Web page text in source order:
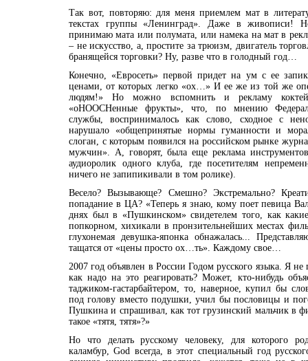
Так вот, повторяю: для меня приемлем мат в
текстах группы «Ленинград». Даже в
принимаю мата или полумата, или намека на мат в
– не искусство, а, простите за трюизм, двигатель
бранящейся торговки? Ну, разве что в голодный год…
Конечно, «Евросеть» первой придет на ум с ее
ценами, от которых легко «ох…» И ее же из той же
людям!» Но можно вспомнить и рекламу
«оHOOCHенные фрукты», что, по мнению
службы, воспринималось как слово, сходное с
нарушало «общепринятые нормы гуманности и
слоган, с которым появился на российском рынке
мужчин». А, говорят, была еще реклама
аудиоролик одного клуба, где посетителям
ничего не запипикивали в том ролике).
Весело? Вызывающе? Смешно? Экстремально?
попадание в ЦА? «Теперь я знаю, кому поет певица
днях был в «Пушкинском» свидетелем того, как
попкорном, хихикали в пронзительнейших местах
глухонемая девушка-японка обнажалась...
тащатся от «цены просто ох…ть». Каждому свое…
2007 год объявлен в России Годом русского языка. Я
как надо на это реагировать? Может, кто-нибудь
таджиком-гастарбайтером, то, наверное, купил бы
под голову вместо подушки, учил бы пословицы и
Пушкина и спрашивал, как тот грузинский мальчик в
такое «тятя, тятя»?»
Но что делать русскому человеку, для которого
каламбур, God всегда, в этот специальный год